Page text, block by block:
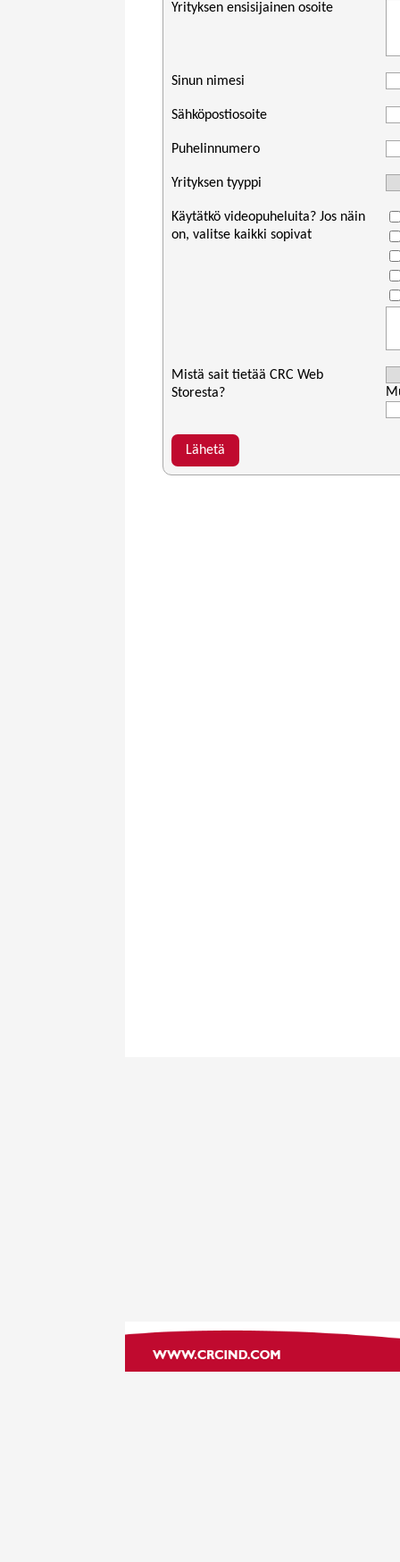
Yrityksen ensisijainen osoite
Sinun nimesi
Sähköpostiosoite
Puhelinnumero
Yrityksen tyyppi
Käytätkö videopuheluita? Jos näin
on, valitse kaikki sopivat
Mistä sait tietää CRC Web
Storesta?